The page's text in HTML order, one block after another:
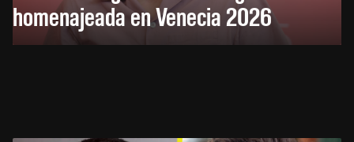
homenajeada en Venecia 2026